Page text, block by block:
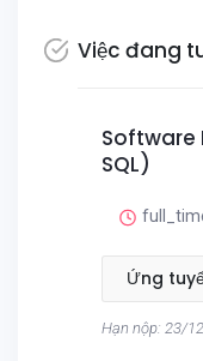
Việc đang
Software
SQL)
Ứng
Hạn nộp: 23/